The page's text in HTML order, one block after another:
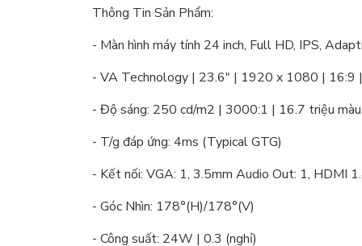
Thông Tin Sản Phẩm:
- Màn hình máy tính 24 inch, Full HD, IPS,
- VA Technology | 23.6" | 1920 x 1080 | 16:9
- Độ sáng: 250 cd/m2 | 3000:1 | 16.7 triệu
- T/g đáp ứng: 4ms (Typical GTG)
- Kết nối: VGA: 1, 3.5mm Audio Out: 1, HDMI
- Góc Nhìn: 178°(H)/178°(V)
- Công suất: 24W | 0.3 (nghỉ)